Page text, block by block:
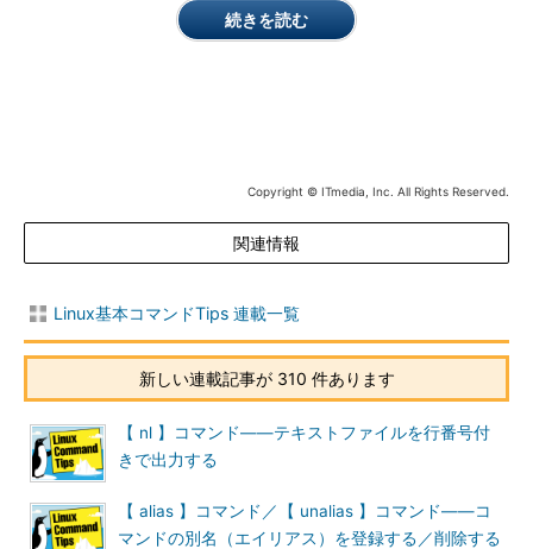
コマンド名に対応するフルパス名を登録する
目次に戻る
ハッシュテーブルを表示する
マンド名> is hashed 」あるいは「<コマンド名> はハッシュされ
ています」と表示されることがあります。これは、Bashが既に
このコマンドの位置を記憶している、従って環境変数PATHのデ
ィレクトリを検索せずにその位置にあるコマンドを実行する、と
いう意味です。
コマンドの位置を記憶している場所は「ハッシュテーブル」と
呼ばれ、hashコマンドでその内容を一覧表示できます。なお、
hashはBashのビルトインコマンドです。
続きを読む
Copyright © ITmedia, Inc. All Rights Reserved.
関連情報
Linux基本コマンドTips 連載一覧
新しい連載記事が 310 件あります
【 nl 】コマンド――テキストファイルを行番号付
きで出力する
【 alias 】コマンド／【 unalias 】コマンド――コ
マンドの別名（エイリアス）を登録する／削除する